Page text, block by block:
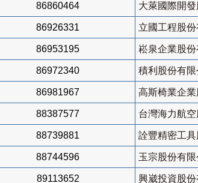
86860464 大萊國際開
86926331 立國工程股份
86953195 崧泉企業股份
86972340 積利股份有限
86981967 高斯椅業企業
88387577 台灣海力航
88739881 詮豐精密工具
88744596 玉宗股份有限
89113652 興崴投資股份